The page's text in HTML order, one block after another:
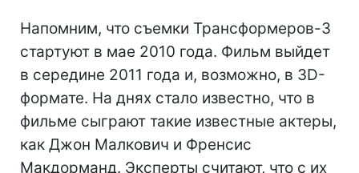
Напомним, что съемки Трансформеров-3
стартуют в мае 2010 года. Фильм выйдет
в середине 2011 года и, возможно, в 3D-
формате. На днях стало известно, что в
фильме сыграют такие известные актеры,
как Джон Малкович и Френсис
Макдорманд. Эксперты считают, что с их